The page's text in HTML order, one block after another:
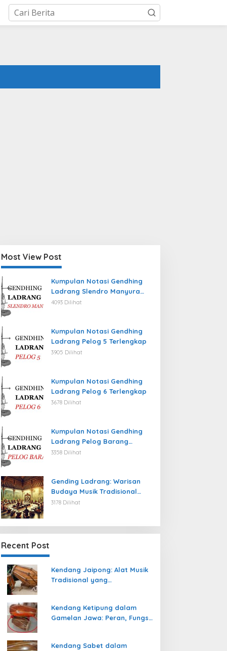
Most View Post
Kumpulan Notasi Gendhing
Ladrang Slendro Manyura
Terlengkap
4093 Dilihat
Kumpulan Notasi Gendhing
Ladrang Pelog 5 Terlengkap
3905 Dilihat
Kumpulan Notasi Gendhing
Ladrang Pelog 6 Terlengkap
3678 Dilihat
Kumpulan Notasi Gendhing
Ladrang Pelog Barang
Terlengkap
3358 Dilihat
Gending Ladrang: Warisan
Budaya Musik Tradisional
Jawa yang Abadi
3178 Dilihat
Recent Post
Kendang Jaipong: Alat Musik
Tradisional yang
Kendang Ketipung dalam
Gamelan Jawa: Peran, Fungsi,
Kendang Sabet dalam